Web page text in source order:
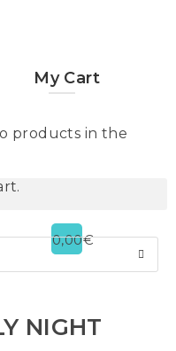
My Cart
products in the
0,00€
NIGHT